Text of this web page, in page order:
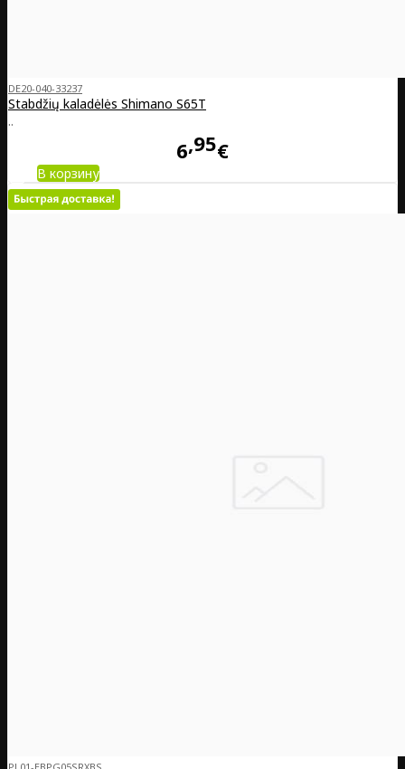
DE20-040-33237
Stabdžių kaladėlės Shimano S65T
..
6 95€
В корзину